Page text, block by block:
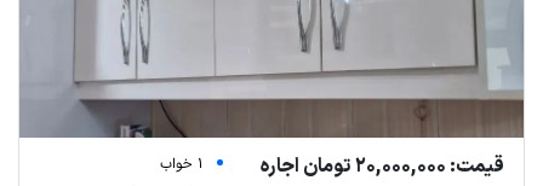
قیمت: 20,000,000 تومان اجاره
1 خواب